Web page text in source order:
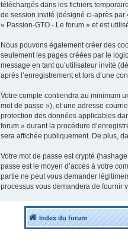
téléchargés dans les fichiers
de session invité (désigné ci-après
« Passion-GTO - Le forum » et est
Nous pouvons également créer des
seulement les pages créées par le
message en tant qu’utilisateur invité
après l’enregistrement et lors d’une
Votre compte contiendra au minimum
mot de passe »), et une adresse
protection des données applicables
forum » durant la procédure
sera affichée publiquement. De plus,
Votre mot de passe est crypté
passe est le moyen d’accès à votre
partie ne peut vous demander
processus vous demandera de fournir
Index du forum